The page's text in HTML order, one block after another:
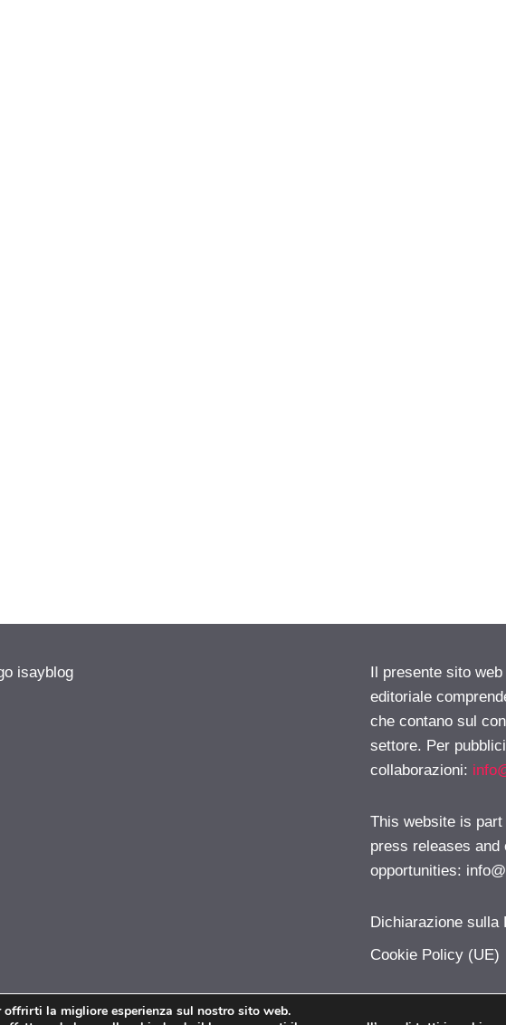
Il presente sito
editoriale
che contano sul
settore. Per
collaborazioni:
This website is
press releases and
opportunities:
Dichiarazione sulla
Cookie Policy (UE)
la migliore esperienza sul nostro sito web.